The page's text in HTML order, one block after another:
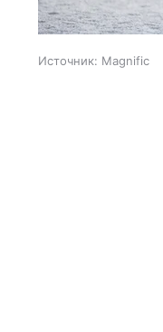
Источник: Magnific